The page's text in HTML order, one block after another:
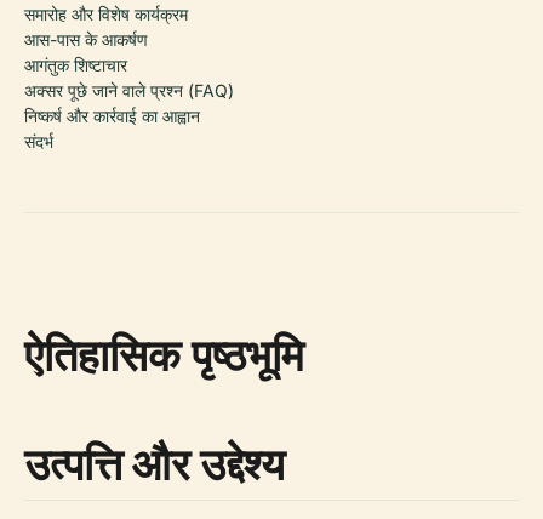
समारोह और विशेष कार्यक्रम
आस-पास के आकर्षण
आगंतुक शिष्टाचार
अक्सर पूछे जाने वाले प्रश्न (FAQ)
निष्कर्ष और कार्रवाई का आह्वान
संदर्भ
ऐतिहासिक पृष्ठभूमि
उत्पत्ति और उद्देश्य